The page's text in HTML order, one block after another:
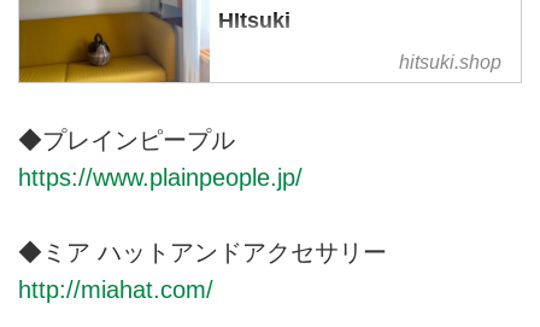
HItsuki
hitsukiでは紅籐と言う耐水性の強
い籐を使ったハンドメイドのかご
オーダーも受け付けております。
春夏秋冬使えるかごバッグを
hitsuki.shop
◆プレインピープル
https://www.plainpeople.jp/
◆ミア ハットアンドアクセサリー
http://miahat.com/